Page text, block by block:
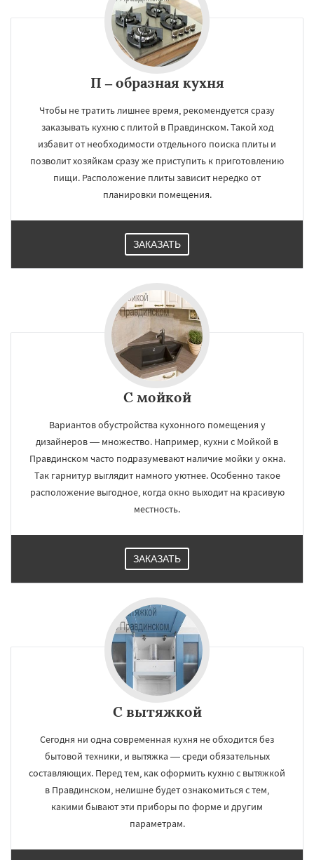
П – образная кухня
Чтобы не тратить лишнее время, рекомендуется сразу
заказывать кухню с плитой в Правдинском. Такой ход
избавит от необходимости отдельного поиска плиты и
позволит хозяйкам сразу же приступить к приготовлению
пищи. Расположение плиты зависит нередко от
планировки помещения.
ЗАКАЗАТЬ
С мойкой
Вариантов обустройства кухонного помещения у
дизайнеров — множество. Например, кухни с Мойкой в
Правдинском часто подразумевают наличие мойки у окна.
Так гарнитур выглядит намного уютнее. Особенно такое
расположение выгодное, когда окно выходит на красивую
местность.
ЗАКАЗАТЬ
С вытяжкой
Сегодня ни одна современная кухня не обходится без
бытовой техники, и вытяжка — среди обязательных
составляющих. Перед тем, как оформить кухню с вытяжкой
в Правдинском, нелишне будет ознакомиться с тем,
какими бывают эти приборы по форме и другим
параметрам.